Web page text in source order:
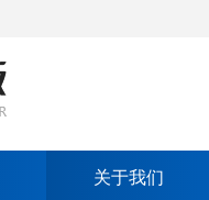
关于我们